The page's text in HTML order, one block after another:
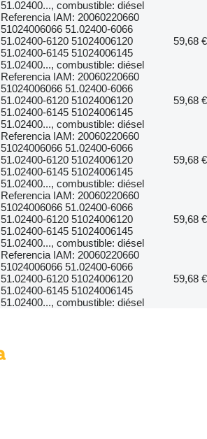
51.02400..., combustible: diésel
Referencia IAM: 20060220660
51024006066 51.02400-6066
51.02400-6120 51024006120
51.02400-6145 51024006145
51.02400..., combustible: diésel
59,68 €
Referencia IAM: 20060220660
51024006066 51.02400-6066
51.02400-6120 51024006120
51.02400-6145 51024006145
51.02400..., combustible: diésel
59,68 €
Referencia IAM: 20060220660
51024006066 51.02400-6066
51.02400-6120 51024006120
51.02400-6145 51024006145
51.02400..., combustible: diésel
59,68 €
Referencia IAM: 20060220660
51024006066 51.02400-6066
51.02400-6120 51024006120
51.02400-6145 51024006145
51.02400..., combustible: diésel
59,68 €
Referencia IAM: 20060220660
51024006066 51.02400-6066
51.02400-6120 51024006120
51.02400-6145 51024006145
51.02400..., combustible: diésel
59,68 €